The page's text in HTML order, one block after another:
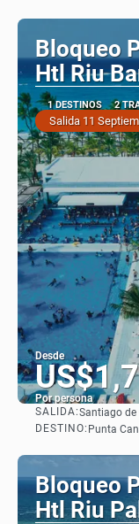
Bloqueo
Htl Riu
1 DESTINOS 2
Salida 11
Desde
Por persona
SALIDA:Santiago de
DESTINO: Punta
Bloqueo
Htl Riu